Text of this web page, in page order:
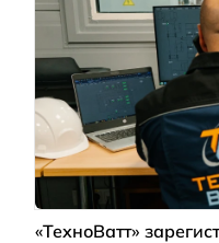
«ТехноВатт»